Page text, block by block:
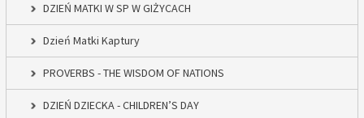
DZIEŃ MATKI W SP W GIŻYCACH
Dzień Matki Kaptury
PROVERBS - THE WISDOM OF NATIONS
DZIEŃ DZIECKA - CHILDREN’S DAY